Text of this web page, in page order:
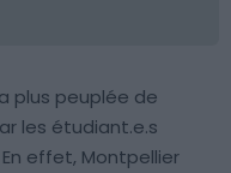
plus peuplée de
les étudiant.e.s
effet, Montpellier